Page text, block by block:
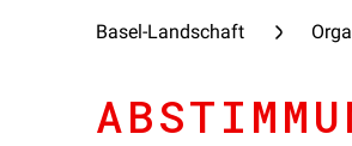
Basel-Landschaft